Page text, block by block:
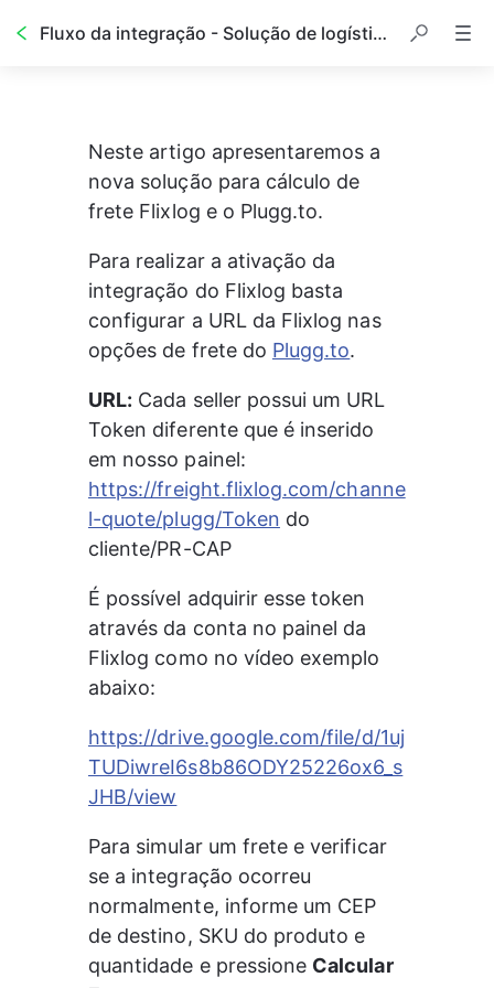
Fluxo da integração - Solução de logística Flixlog
Neste artigo apresentaremos a
nova solução para cálculo de
frete Flixlog e o Plugg.to.
Para realizar a ativação da
integração do Flixlog basta
configurar a URL da Flixlog nas
opções de frete do Plugg.to.
URL: Cada seller possui um URL
Token diferente que é inserido
em nosso painel:
https://freight.flixlog.com/channe
l-quote/plugg/Token do
cliente/PR-CAP
É possível adquirir esse token
através da conta no painel da
Flixlog como no vídeo exemplo
abaixo:
https://drive.google.com/file/d/1uj
TUDiwreI6s8b86ODY25226ox6_s
JHB/view
Para simular um frete e verificar
se a integração ocorreu
normalmente, informe um CEP
de destino, SKU do produto e
quantidade e pressione Calcular